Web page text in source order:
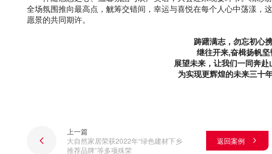
全场氛围推向最高点，觥筹交错间，幸运与喜悦在每个人心中荡漾，
愿景的共同期许。
踌躇满志，勿忘初心
继往开来,奋楫扬帆
展望未来，让我们一同奔
为实现更辉煌的未来三十
上一篇
大自然家居荣获2022年“绿色建材下乡
推荐品牌”等多项殊荣
返回案例